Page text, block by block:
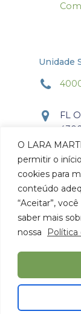
O LARA
permitir o
cookies para
conteúdo
“Aceitar”,
saber mais
nossa
Política
Unidade
FL
4300